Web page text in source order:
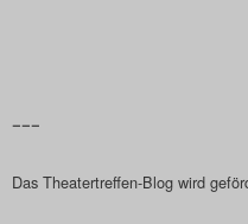
–––
Das Theatertreffen-Blog wird